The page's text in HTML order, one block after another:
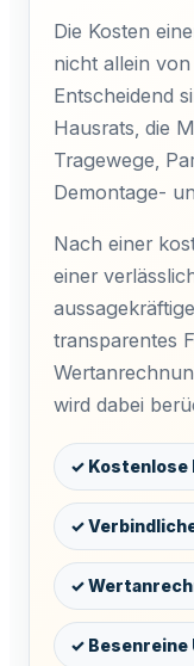
Die Kosten
nicht allein
Entscheidend
Hausrats, die
Tragewege,
Demontage-
Nach einer
einer
transparentes
wird dabei
✓ Kostenlose
✓
✓
✓ Besenreine